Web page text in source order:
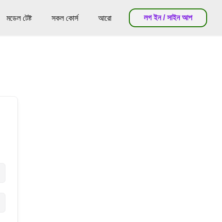
মডেল টেষ্ট সকল কোর্স আরো লগ ইন / সাইন আপ